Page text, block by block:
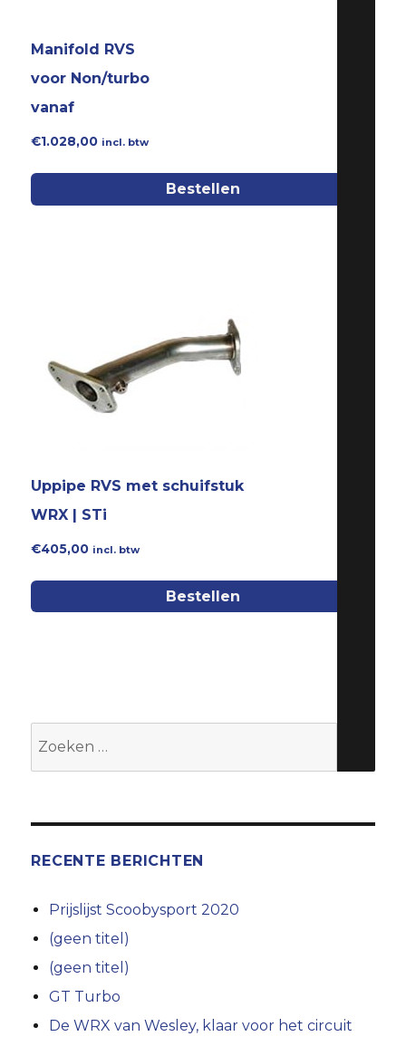
Manifold RVS
voor Non/turbo
vanaf
€1.028,00 incl. btw
Bestellen
Uppipe RVS met schuifstuk
WRX | STi
€405,00 incl. btw
Bestellen
Zoeken
RECENTE BERICHTEN
Prijslijst Scoobysport 2020
(geen titel)
(geen titel)
GT Turbo
De WRX van Wesley, klaar voor het circuit